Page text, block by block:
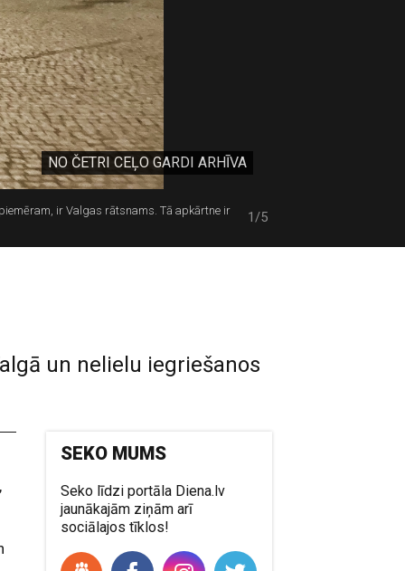
NO ČETRI CEĻO GARDI ARHĪVA
ir Valgas rātsnams. Tā apkārtne ir
1/5
un nelielu iegriešanos
SEKO MUMS
Seko līdzi portāla Diena.lv
jaunākajām ziņām arī
sociālajos tīklos!